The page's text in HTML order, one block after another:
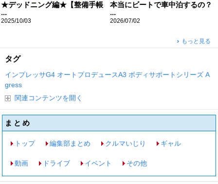
★デッドニング編★【整備手帳
...
2025/10/03
本当にビートで車中泊するの？
...
2026/07/02
もっと見る
タグ
インプレッサG4 オートプロデュースA3 ボディサポートシリーズ A
gress
関連コンテンツを開く
まとめ
トップ 編集部まとめ クルマいじり ギャル
動画 ドライブ イベント その他